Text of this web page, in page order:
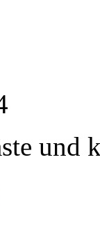
und